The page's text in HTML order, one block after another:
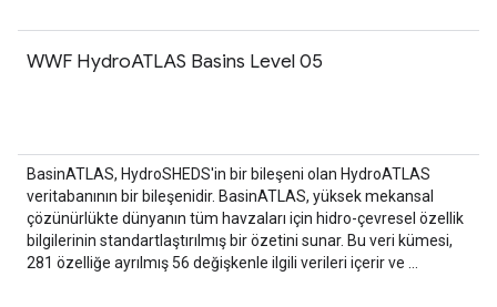
WWF HydroATLAS Basins Level 05
BasinATLAS, HydroSHEDS'in bir bileşeni olan HydroATLAS
veritabanının bir bileşenidir. BasinATLAS, yüksek mekansal
çözünürlükte dünyanın tüm havzaları için hidro-çevresel özellik
bilgilerinin standartlaştırılmış bir özetini sunar. Bu veri kümesi,
281 özelliğe ayrılmış 56 değişkenle ilgili verileri içerir ve …